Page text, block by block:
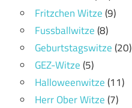
Fritzchen Witze(9)
Fussballwitze(8)
Geburtstagswitze(20)
GEZ-Witze(5)
Halloweenwitze(11)
Herr Ober Witze(7)